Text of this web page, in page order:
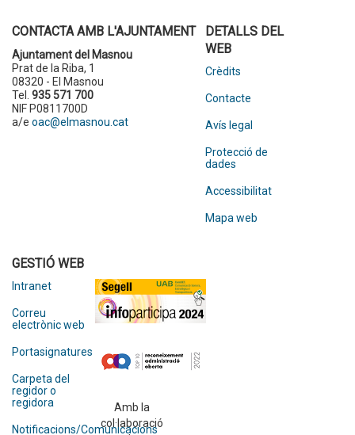
CONTACTA AMB L'AJUNTAMENT
Ajuntament del Masnou
Prat de la Riba, 1
08320 - El Masnou
Tel. 935 571 700
NIF P0811700D
a/e oac@elmasnou.cat
DETALLS DEL
WEB
Crèdits
Contacte
Avís legal
Protecció de
dades
Accessibilitat
Mapa web
GESTIÓ WEB
Intranet
Correu
electrònic web
Portasignatures
Carpeta del
regidor o
regidora
Notificacions/Comunicacions
Amb la
col·laboració